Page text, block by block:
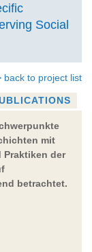
Social
back to project list
mit
der
betrachtet.